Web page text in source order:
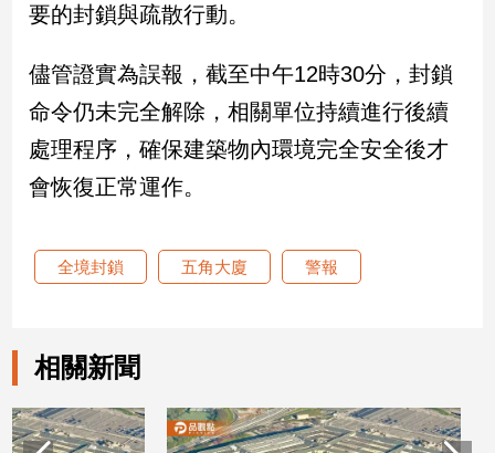
病
專
區
南
台
觀
點
台
灣
點
要的封鎖與疏散行動。
儘管證實為誤報，截至中午12時30分，封鎖
命令仍未完全解除，相關單位持續進行後續
處理程序，確保建築物內環境完全安全後才
會恢復正常運作。
全境封鎖 五角大廈 警報
相關新聞